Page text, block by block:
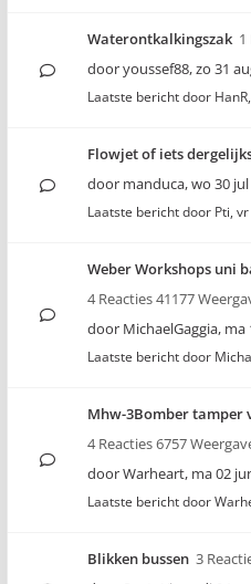
Waterontkalkingszak 1
dooryoussef88,zo 31
Laatste bericht door HanR,
Flowjet of iets
door manduca,wo 30 jul
Laatste bericht door Pti, vr
Weber Workshops uni
4 Reacties 41177
door MichaelGaggia, ma
Laatste bericht door
Mhw-3Bomber tamper
4 Reacties 6757
doorWarheart, ma 02
Laatste bericht door
Blikken bussen 3